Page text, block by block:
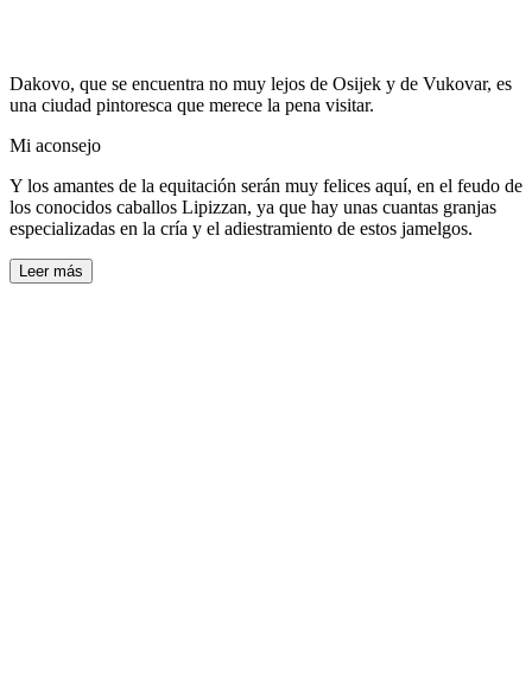
Dakovo, que se encuentra no muy lejos de Osijek y de Vukovar, es
una ciudad pintoresca que merece la pena visitar.
Mi aconsejo
Y los amantes de la equitación serán muy felices aquí, en el feudo de
los conocidos caballos Lipizzan, ya que hay unas cuantas granjas
especializadas en la cría y el adiestramiento de estos jamelgos.
Leer más